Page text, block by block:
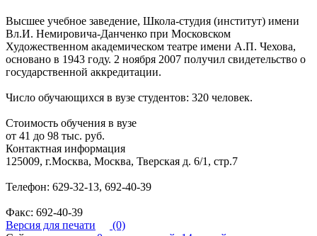
Высшее учебное заведение, Школа-студия (институт) имени
Вл.И. Немировича-Данченко при Московском
Художественном академическом театре имени А.П. Чехова,
основано в 1943 году. 2 ноября 2007 получил свидетельство о
государственной аккредитации.
Число обучающихся в вузе студентов: 320 человек.
Стоимость обучения в вузе
от 41 до 98 тыс. руб.
Контактная информация
125009, г.Москва, Москва, Тверская д. 6/1, стр.7
Телефон: 629-32-13, 692-40-39
Факс: 692-40-39
Версия для печати
(0)